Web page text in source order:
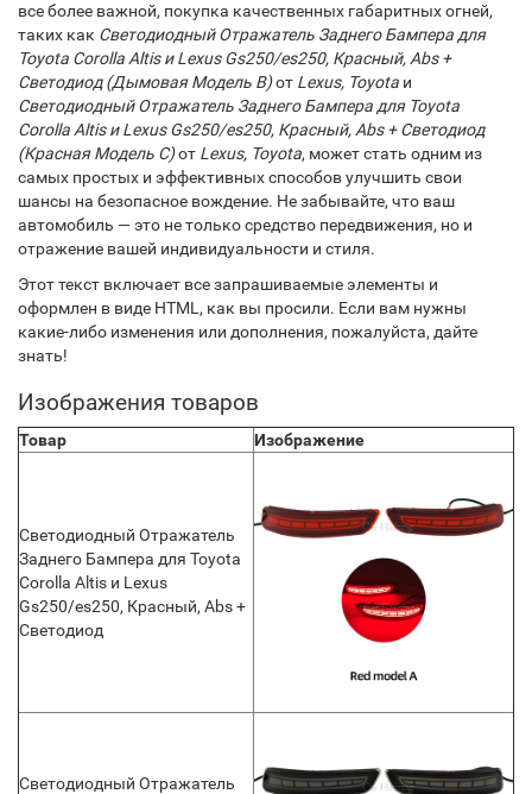
все более важной, покупка качественных габаритных огней,
таких как Светодиодный Отражатель Заднего Бампера для
Toyota Corolla Altis и Lexus Gs250/es250, Красный, Abs +
Светодиод (Дымовая Модель B)от Lexus, Toyota и
Светодиодный Отражатель Заднего Бампера для Toyota
Corolla Altis и Lexus Gs250/es250, Красный, Abs + Светодиод
(Красная Модель C)от Lexus, Toyota, может стать одним из
самых простых и эффективных способов улучшить свои
шансы на безопасное вождение. Не забывайте, что ваш
автомобиль — это не только средство передвижения, но и
отражение вашей индивидуальности и стиля.
Этот текст включает все запрашиваемые элементы и
оформлен в виде HTML, как вы просили. Если вам нужны
какие-либо изменения или дополнения, пожалуйста, дайте
знать!
Изображения товаров
Товар Изображение
Светодиодный Отражатель
Заднего Бампера для Toyota
Corolla Altis и Lexus
Gs250/es250, Красный, Abs +
Светодиод
Светодиодный Отражатель